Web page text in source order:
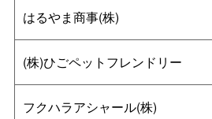
はるやま商事(株)
(株)ひごペットフレンドリー
フクハラアシャール(株)